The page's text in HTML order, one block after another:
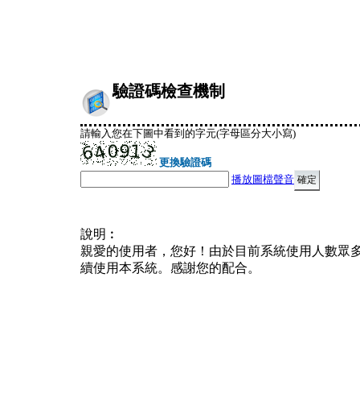
驗證碼檢查機制
請輸入您在下圖中看到的字元(字母區分大小寫)
更換驗證碼
播放圖檔聲音
說明︰
親愛的使用者，您好！由於目前系統使用人數眾
續使用本系統。感謝您的配合。